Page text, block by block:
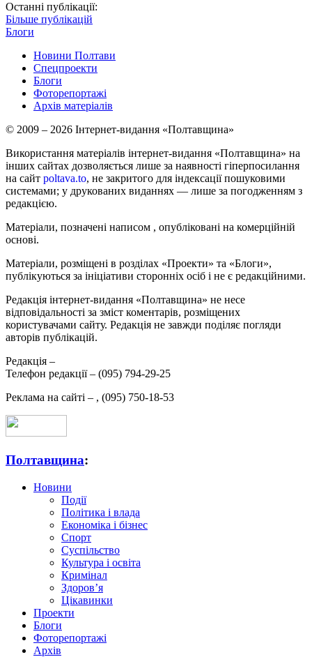
Останні публікації:
Більше публікацій
Блоги
Новини Полтави
Спецпроекти
Блоги
Фоторепортажі
Архів матеріалів
© 2009 – 2026 Інтернет-видання «Полтавщина»
Використання матеріалів інтернет-видання «Полтавщина» на
інших сайтах дозволяється лише за наявності гіперпосилання
на сайт poltava.to, не закритого для індексації пошуковими
системами; у друкованих виданнях — лише за погодженням з
редакцією.
Матеріали, позначені написом , опубліковані на комерційній
основі.
Матеріали, розміщені в розділах «Проекти» та «Блоги»,
публікуються за ініціативи сторонніх осіб і не є редакційними.
Редакція інтернет-видання «Полтавщина» не несе
відповідальності за зміст коментарів, розміщених
користувачами сайту. Редакція не завжди поділяє погляди
авторів публікацій.
Редакція –
Телефон редакції – (095) 794-29-25
Реклама на сайті – , (095) 750-18-53
Полтавщина:
Новини
Події
Політика і влада
Економіка і бізнес
Спорт
Суспільство
Культура і освіта
Кримінал
Здоров’я
Цікавинки
Проекти
Блоги
Фоторепортажі
Архів